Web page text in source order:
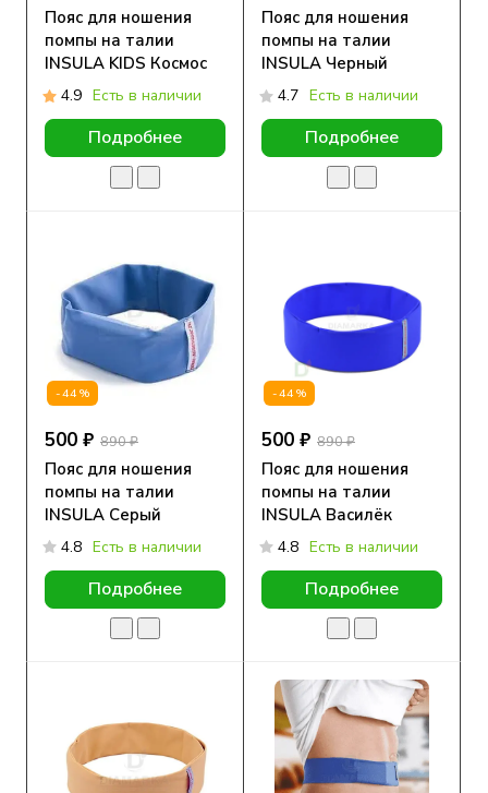
Пояс для ношения
помпы на талии
INSULA KIDS Космос
4.9 Есть в наличии
Подробнее
Пояс для ношения
помпы на талии
INSULA Черный
4.7 Есть в наличии
Подробнее
-44%
500 ₽ 890 ₽
Пояс для ношения
помпы на талии
INSULA Серый
4.8 Есть в наличии
Подробнее
-44%
500 ₽ 890 ₽
Пояс для ношения
помпы на талии
INSULA Василёк
4.8 Есть в наличии
Подробнее